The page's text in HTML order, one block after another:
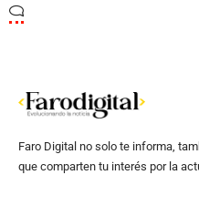
Faro Digital no solo te informa,
que comparten tu interés por la